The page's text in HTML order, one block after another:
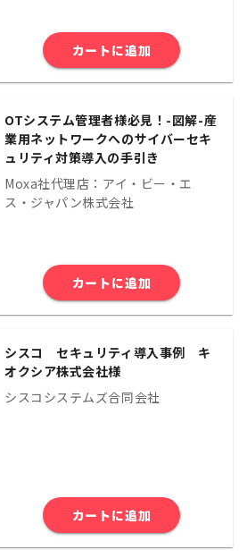
カートに追加
OTシステム管理者様必見！-図解-産
業用ネットワークへのサイバーセキ
ュリティ対策導入の手引き
Moxa社代理店：アイ・ビー・エ
ス・ジャパン株式会社
カートに追加
シスコ セキュリティ導入事例 キ
オクシア株式会社様
シスコシステムズ合同会社
カートに追加